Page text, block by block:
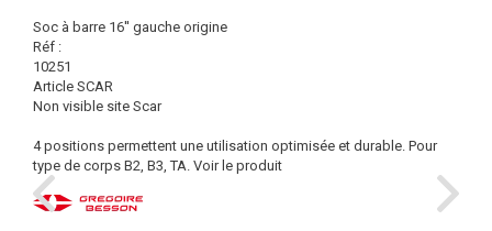
Soc à barre 16'' gauche origine
Réf :
10251
Article SCAR
Non visible site Scar
4 positions permettent une utilisation optimisée et durable. Pour
type de corps B2, B3, TA. Voir le produit